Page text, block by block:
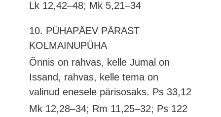
Lk 12,42–48; Mk 5,21–34
10. PÜHAPÄEV PÄRAST
KOLMAINUPÜHA
Õnnis on rahvas, kelle Jumal on
Issand, rahvas, kelle tema on
valinud enesele pärisosaks. Ps 33,12
Mk 12,28–34; Rm 11,25–32; Ps 122